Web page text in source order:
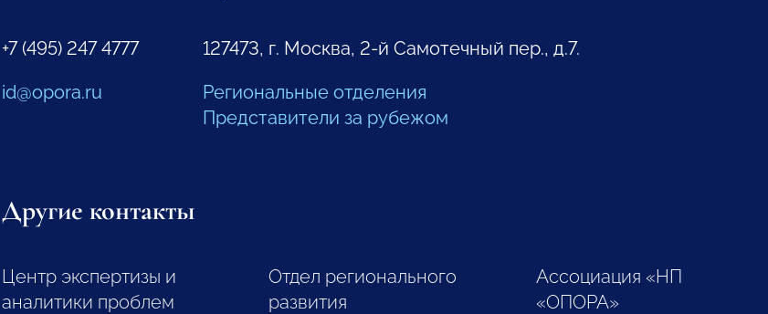
+7 (495) 247 4777
id@opora.ru
127473, г. Москва, 2-й Самотечный пер., д.7.
Региональные отделения
Представители за рубежом
Другие контакты
Центр экспертизы и
аналитики проблем
Отдел регионального
развития
Ассоциация «НП
«ОПОРА»